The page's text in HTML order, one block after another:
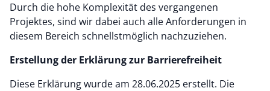
Durch die hohe Komplexität des vergangenen
Projektes, sind wir dabei auch alle Anforderungen in
diesem Bereich schnellstmöglich nachzuziehen.
Erstellung der Erklärung zur Barrierefreiheit
Diese Erklärung wurde am 28.06.2025 erstellt. Die